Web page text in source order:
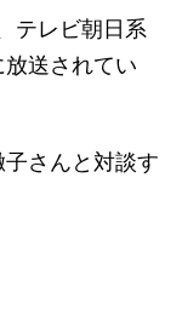
テレビ朝日系
送されてい
さんと対談す